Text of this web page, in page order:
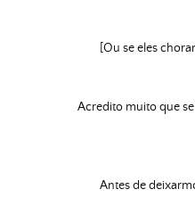
[Ou se eles
Acredito muito que
Antes de